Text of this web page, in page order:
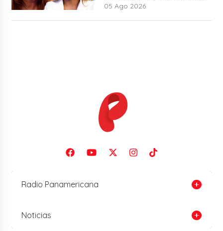
05 Ago 2026
Radio Panamericana
Noticias